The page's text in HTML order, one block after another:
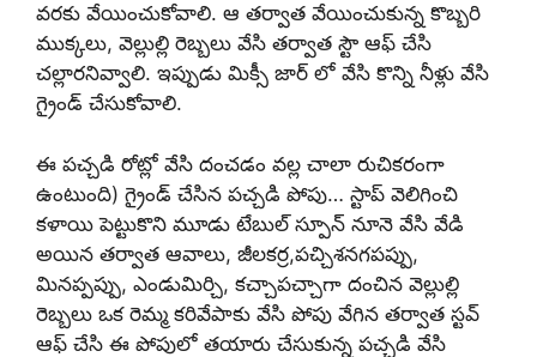
వరకు వేయించుకోవాలి. ఆ తర్వాత వేయించుకున్న కొబ్బరి
ముక్కలు, వెల్లుల్లి రెబ్బలు వేసి తర్వాత స్టౌ ఆఫ్ చేసి
చల్లారనివ్వాలి. ఇప్పుడు మిక్సీ జార్ లో వేసి కొన్ని నీళ్లు వేసి
గ్రైండ్ చేసుకోవాలి.
ఈ పచ్చడి రోట్లో వేసి దంచడం వల్ల చాలా రుచికరంగా
ఉంటుంది) గ్రైండ్ చేసిన పచ్చడి పోపు… స్టాప్ వెలిగించి
కళాయి పెట్టుకొని మూడు టేబుల్ స్పూన్ నూనె వేసి వేడి
అయిన తర్వాత ఆవాలు, జీలకర్ర,పచ్చిశనగపప్పు,
మినప్పప్పు, ఎండుమిర్చి, కచ్చాపచ్చాగా దంచిన వెల్లుల్లి
రెబ్బలు ఒక రెమ్మ కరివేపాకు వేసి పోపు వేగిన తర్వాత స్టవ్
ఆఫ్ చేసి ఈ పోపులో తయారు చేసుకున్న పచ్చడి వేసి